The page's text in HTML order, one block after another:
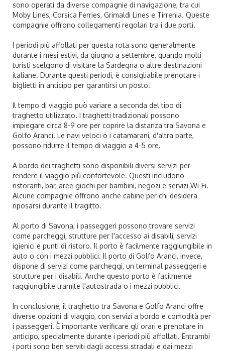
sono operati da diverse compagnie di navigazione, tra cui
Moby Lines, Corsica Ferries, Grimaldi Lines e Tirrenia. Queste
compagnie offrono collegamenti regolari tra i due porti.
I periodi più affollati per questa rota sono generalmente
durante i mesi estivi, da giugno a settembre, quando molti
turisti scelgono di visitare la Sardegna o altre destinazioni
italiane. Durante questi periodi, è consigliabile prenotare i
biglietti in anticipo per garantirsi un posto.
Il tempo di viaggio può variare a seconda del tipo di
traghetto utilizzato. I traghetti tradizionali possono
impiegare circa 8-9 ore per coprire la distanza tra Savona e
Golfo Aranci. Le navi veloci o i catamarani, d'altra parte,
possono ridurre il tempo di viaggio a 4-5 ore.
A bordo dei traghetti sono disponibili diversi servizi per
rendere il viaggio più confortevole. Questi includono
ristoranti, bar, aree giochi per bambini, negozi e servizi Wi-Fi.
Alcune compagnie offrono anche cabine per chi desidera
riposarsi durante il tragitto.
Al porto di Savona, i passeggeri possono trovare servizi
come parcheggi, strutture per l'accesso ai disabili, servizi
igienici e punti di ristoro. Il porto è facilmente raggiungibile in
auto o con i mezzi pubblici. Il porto di Golfo Aranci, invece,
dispone di servizi come parcheggi, un terminal passeggeri e
strutture per i disabili. Anche questo porto è facilmente
raggiungibile tramite l'autostrada o i mezzi pubblici.
In conclusione, il traghetto tra Savona e Golfo Aranci offre
diverse opzioni di viaggio, con servizi a bordo e comodità per
i passeggeri. È importante verificare gli orari e prenotare in
anticipo, specialmente durante i periodi più affollati. Entrambi
i porti sono ben serviti dagli accessi stradali e dai mezzi